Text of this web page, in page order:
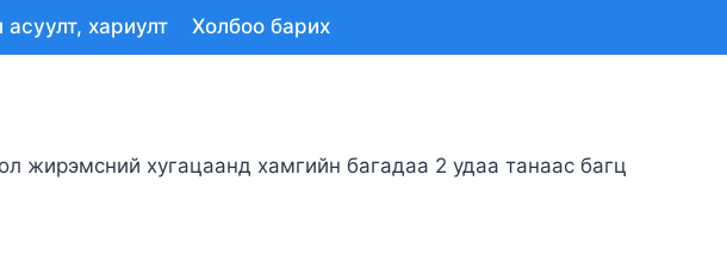
асуулт, хариулт Холбоо барих
жирэмсний хугацаанд хамгийн багадаа 2 удаа танаас багц